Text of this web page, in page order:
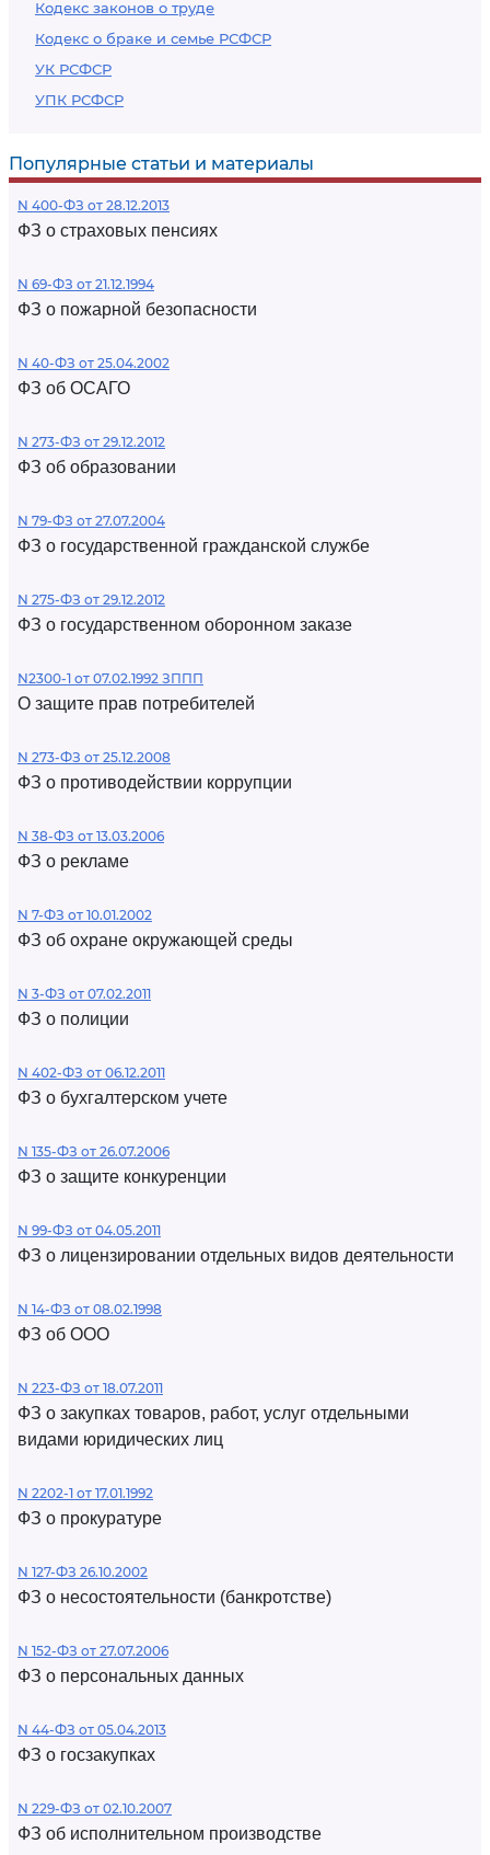
Кодекс законов о труде
Кодекс о браке и семье РСФСР
УК РСФСР
УПК РСФСР
Популярные статьи и материалы
N 400-ФЗ от 28.12.2013
ФЗ о страховых пенсиях
N 69-ФЗ от 21.12.1994
ФЗ о пожарной безопасности
N 40-ФЗ от 25.04.2002
ФЗ об ОСАГО
N 273-ФЗ от 29.12.2012
ФЗ об образовании
N 79-ФЗ от 27.07.2004
ФЗ о государственной гражданской службе
N 275-ФЗ от 29.12.2012
ФЗ о государственном оборонном заказе
N2300-1 от 07.02.1992 ЗППП
О защите прав потребителей
N 273-ФЗ от 25.12.2008
ФЗ о противодействии коррупции
N 38-ФЗ от 13.03.2006
ФЗ о рекламе
N 7-ФЗ от 10.01.2002
ФЗ об охране окружающей среды
N 3-ФЗ от 07.02.2011
ФЗ о полиции
N 402-ФЗ от 06.12.2011
ФЗ о бухгалтерском учете
N 135-ФЗ от 26.07.2006
ФЗ о защите конкуренции
N 99-ФЗ от 04.05.2011
ФЗ о лицензировании отдельных видов деятельности
N 14-ФЗ от 08.02.1998
ФЗ об ООО
N 223-ФЗ от 18.07.2011
ФЗ о закупках товаров, работ, услуг отдельными
видами юридических лиц
N 2202-1 от 17.01.1992
ФЗ о прокуратуре
N 127-ФЗ 26.10.2002
ФЗ о несостоятельности (банкротстве)
N 152-ФЗ от 27.07.2006
ФЗ о персональных данных
N 44-ФЗ от 05.04.2013
ФЗ о госзакупках
N 229-ФЗ от 02.10.2007
ФЗ об исполнительном производстве